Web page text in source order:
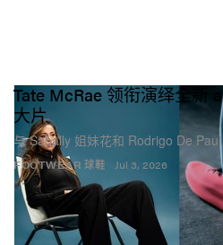
FOOTWEAR 球鞋
Tate McRae 领衔演绎全新
大片
与 Sabally 姐妹花和 Rodrigo De Paul
Jul 3, 2026